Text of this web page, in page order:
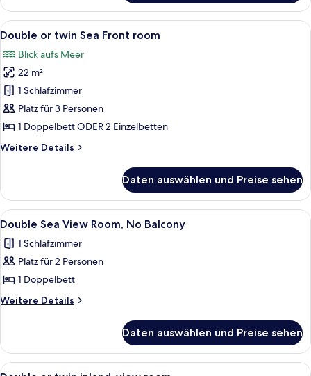
Sea
View
Room,
Balcony
Alle
Fotos
für
Double
or
twin
Sea
room
Ein Balkon mit Blick auf das Meer,
5
Double or twin Sea Front room
Blick aufs Meer
22 m²
1 Schlafzimmer
Platz für 3 Personen
1 Doppelbett ODER 2 Einzelbetten
Weitere Details
Weitere
or
twin
Sea
room
Daten auswählen und Preise sehen
Alle
Fotos
für
Double
Sea
View
Balcony
anzeigen
Ein Hotelzimmer mit einem Bett,
5
Double Sea View Room, No Balcony
1 Schlafzimmer
Platz für 2 Personen
1 Doppelbett
Weitere Details
Weitere
Sea
View
Daten auswählen und Preise sehen
Alle Ein Hotelzimmer mit zwei Betten,